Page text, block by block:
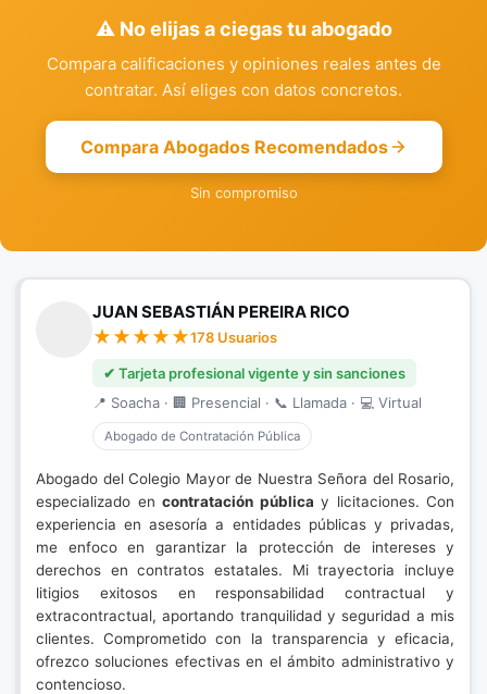
⚠️ No elijas a ciegas tu abogado
Compara calificaciones y opiniones reales antes de
contratar. Así eliges con datos concretos.
Compara Abogados Recomendados
Sin compromiso
JUAN SEBASTIÁN PEREIRA RICO
178 Usuarios
✔ Tarjeta profesional vigente y sin sanciones
📍 Soacha · 🏢 Presencial · 📞 Llamada · 💻 Virtual
Abogado de Contratación Pública
Abogado del Colegio Mayor de Nuestra Señora del Rosario,
especializado en contratación pública y licitaciones. Con
experiencia en asesoría a entidades públicas y privadas,
me enfoco en garantizar la protección de intereses y
derechos en contratos estatales. Mi trayectoria incluye
litigios exitosos en responsabilidad contractual y
extracontractual, aportando tranquilidad y seguridad a mis
clientes. Comprometido con la transparencia y eficacia,
ofrezco soluciones efectivas en el ámbito administrativo y
contencioso.